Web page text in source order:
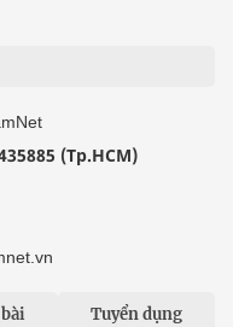
(Tp.HCM)
Tuyển dụng